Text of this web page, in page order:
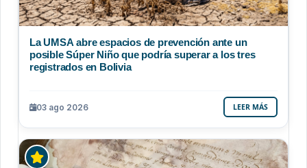
La UMSA abre espacios de prevención ante un
posible Súper Niño que podría superar a los tres
registrados en Bolivia
03 ago 2026 LEER MÁS